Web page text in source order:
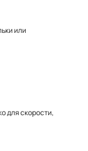
или
для скорости,